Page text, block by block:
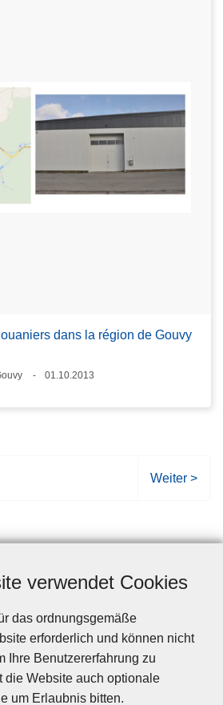
verwendet Cookies
das ordnungsgemäße
erforderlich und können nicht
Ihre Benutzererfahrung zu
die Website auch optionale
um Erlaubnis bitten.
dans la région de Gouvy
01.10.2013
N
h
t
e
i
t
Weiter >
Disclaimer